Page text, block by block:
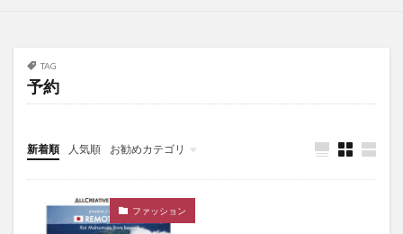
TAG
予約
新着順 人気順 お勧めカテゴリ
イベント
サーフィンスクール
ファッション